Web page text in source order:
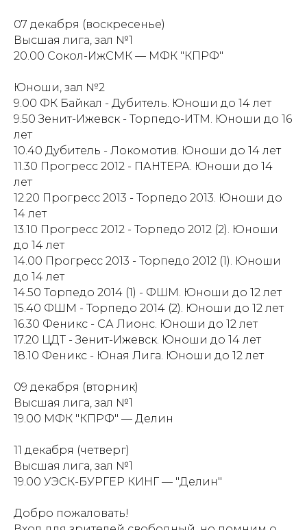
07 декабря (воскресенье)
Высшая лига, зал №1
20.00 Сокол-ИжСМК — МФК "КПРФ"
Юноши, зал №2
9.00 ФК Байкал - Дубитель. Юноши до 14 лет
9.50 Зенит-Ижевск - Торпедо-ИТМ. Юноши до 16
лет
10.40 Дубитель - Локомотив. Юноши до 14 лет
11.30 Прогресс 2012 - ПАНТЕРА. Юноши до 14
лет
12.20 Прогресс 2013 - Торпедо 2013. Юноши до
14 лет
13.10 Прогресс 2012 - Торпедо 2012 (2). Юноши
до 14 лет
14.00 Прогресс 2013 - Торпедо 2012 (1). Юноши
до 14 лет
14.50 Торпедо 2014 (1) - ФШМ. Юноши до 12 лет
15.40 ФШМ - Торпедо 2014 (2). Юноши до 12 лет
16.30 Феникс - СА Лионс. Юноши до 12 лет
17.20 ЦДТ - Зенит-Ижевск. Юноши до 14 лет
18.10 Феникс - Юная Лига. Юноши до 12 лет
09 декабря (вторник)
Высшая лига, зал №1
19.00 МФК "КПРФ" — Делин
11 декабря (четверг)
Высшая лига, зал №1
19.00 УЭСК-БУРГЕР КИНГ — "Делин"
Добро пожаловать!